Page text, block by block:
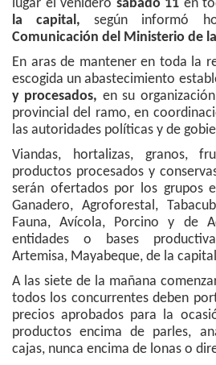
lugar el venidero sábado 11 en
la capital, según informó
Comunicación del Ministerio de
En aras de mantener en toda la
escogida un abastecimiento
y procesados, en su
provincial del ramo, en
las autoridades políticas y de
Viandas, hortalizas, granos,
productos procesados y
serán ofertados por los grupos
Ganadero, Agroforestal,
Fauna, Avícola, Porcino y de
entidades o bases
Artemisa, Mayabeque, de la
A las siete de la mañana
todos los concurrentes deben
precios aprobados para la
productos encima de parles,
cajas, nunca encima de lonas o